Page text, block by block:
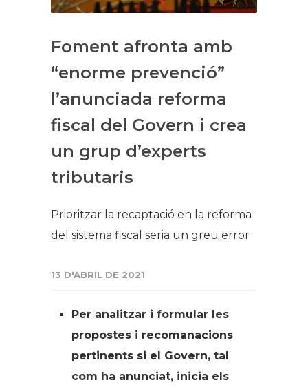
Foment afronta amb
“enorme prevenció”
l’anunciada reforma
fiscal del Govern i crea
un grup d’experts
tributaris
Prioritzar la recaptació en la reforma
del sistema fiscal seria un greu error
13 D'ABRIL DE 2021
Per analitzar i formular les
propostes i recomanacions
pertinents si el Govern, tal
com ha anunciat, inicia els